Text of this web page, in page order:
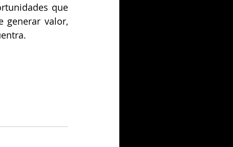
que
generar valor,